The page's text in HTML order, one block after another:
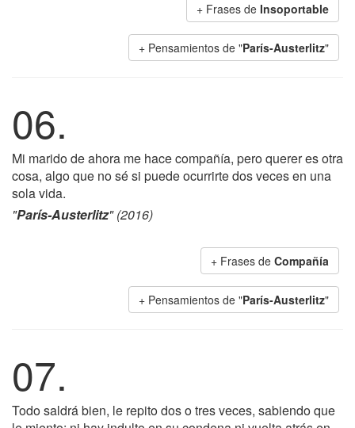
+ Frases de Insoportable
+ Pensamientos de "París-Austerlitz"
06.
Mi marido de ahora me hace compañía, pero querer es otra
cosa, algo que no sé si puede ocurrirte dos veces en una
sola vida.
"París-Austerlitz" (2016)
+ Frases de Compañía
+ Pensamientos de "París-Austerlitz"
07.
Todo saldrá bien, le repito dos o tres veces, sabiendo que